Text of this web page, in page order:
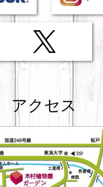
アクセス